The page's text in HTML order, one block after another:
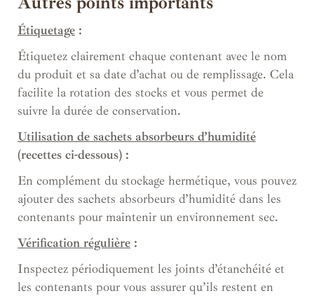
Étiquetage :
Étiquetez clairement chaque contenant avec le nom
du produit et sa date d’achat ou de remplissage. Cela
facilite la rotation des stocks et vous permet de
suivre la durée de conservation.
Utilisation de sachets absorbeurs d’humidité
(recettes ci-dessous) :
En complément du stockage hermétique, vous pouvez
ajouter des sachets absorbeurs d’humidité dans les
contenants pour maintenir un environnement sec.
Vérification régulière :
Inspectez périodiquement les joints d’étanchéité et
les contenants pour vous assurer qu’ils restent en